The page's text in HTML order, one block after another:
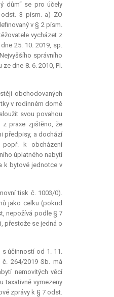
dům“ se pro účely
3 písm. a) ZO
v § 2 písm.
vycházet z
25. 10. 2019, sp.
správního
dne 8. 6. 2010, Pl.
obchodovaných
v rodinném domě
svou povahou
z praxe zjištěno, že
předpisy, a dochází
popř. k obcházení
úplatného nabytí
k bytové jednotce v
tisk č. 1003/0).
jako celku (pokud
nepožívá podle § 7
přestože se jedná o
s účinností od 1. 11.
264/2019 Sb. má
nemovitých věcí
taxativně vymezeny
zprávy k § 7 odst.